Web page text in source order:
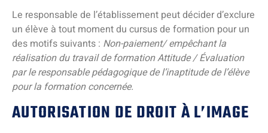
Le responsable de l’établissement peut décider d’exclure
un élève à tout moment du cursus de formation pour un
des motifs suivants : Non-paiement/ empêchant la
réalisation du travail de formation Attitude / Évaluation
par le responsable pédagogique de l’inaptitude de l’élève
pour la formation concernée.
AUTORISATION DE DROIT À L’IMAGE